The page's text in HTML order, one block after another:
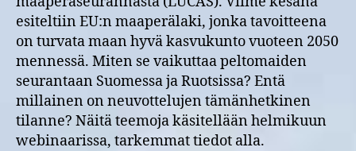
esiteltiin EU:n maaperälaki, jonka tavoitteena
on turvata maan hyvä kasvukunto vuoteen 2050
mennessä. Miten se vaikuttaa peltomaiden
seurantaan Suomessa ja Ruotsissa? Entä
millainen on neuvottelujen tämänhetkinen
tilanne? Näitä teemoja käsitellään helmikuun
webinaarissa, tarkemmat tiedot alla.